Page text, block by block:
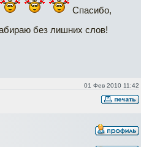
Спасибо,
без лишних слов!
01 Фев 2010 11:42